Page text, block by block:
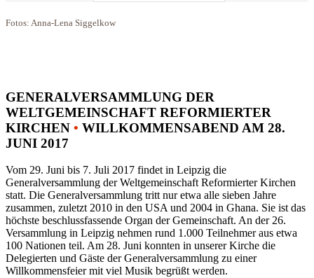
Fotos: Anna-Lena Siggelkow
GENERALVERSAMMLUNG DER
WELTGEMEINSCHAFT REFORMIERTER
KIRCHEN • WILLKOMMENSABEND AM 28.
JUNI 2017
Vom 29. Juni bis 7. Juli 2017 findet in Leipzig die
Generalversammlung der Weltgemeinschaft Reformierter Kirchen
statt. Die Generalversammlung tritt nur etwa alle sieben Jahre
zusammen, zuletzt 2010 in den USA und 2004 in Ghana. Sie ist das
höchste beschlussfassende Organ der Gemeinschaft. An der 26.
Versammlung in Leipzig nehmen rund 1.000 Teilnehmer aus etwa
100 Nationen teil. Am 28. Juni konnten in unserer Kirche die
Delegierten und Gäste der Generalversammlung zu einer
Willkommensfeier mit viel Musik begrüßt werden.